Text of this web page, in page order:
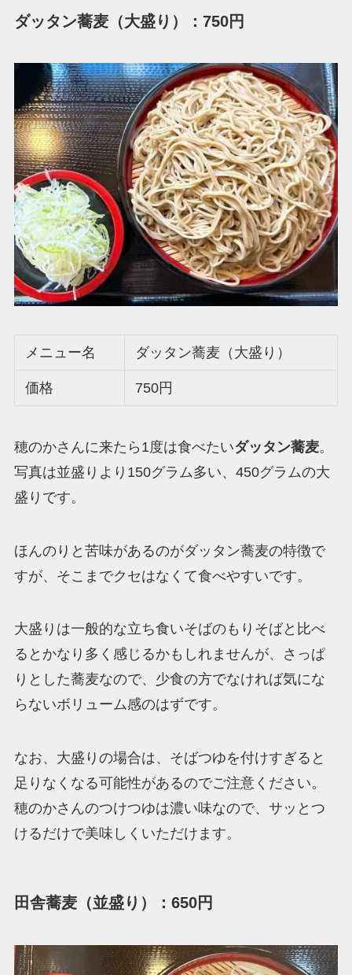
ダッタン蕎麦（大盛り）：750円
メニュー名 ダッタン蕎麦（大盛り）
価格 750円
穂のかさんに来たら1度は食べたいダッタン蕎麦。
写真は並盛りより150グラム多い、450グラムの大
盛りです。
ほんのりと苦味があるのがダッタン蕎麦の特徴で
すが、そこまでクセはなくて食べやすいです。
大盛りは一般的な立ち食いそばのもりそばと比べ
るとかなり多く感じるかもしれませんが、さっぱ
りとした蕎麦なので、少食の方でなければ気にな
らないボリューム感のはずです。
なお、大盛りの場合は、そばつゆを付けすぎると
足りなくなる可能性があるのでご注意ください。
穂のかさんのつけつゆは濃い味なので、サッとつ
けるだけで美味しくいただけます。
田舎蕎麦（並盛り）：650円